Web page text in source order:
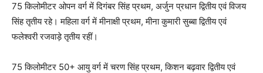
75 किलोमीटर ओपन वर्ग में दिगंबर सिंह प्रथम, अर्जुन प्रधान द्वितीय एवं विजय
सिंह तृतीय रहे। महिला वर्ग में मीनाक्षी प्रथम, मीना कुमारी सुब्बा द्वितीय एवं
फलेश्वरी रजवाड़े तृतीय रहीं।
75 किलोमीटर 50+ आयु वर्ग में चरण सिंह प्रथम, किशन बढ़वार द्वितीय एवं